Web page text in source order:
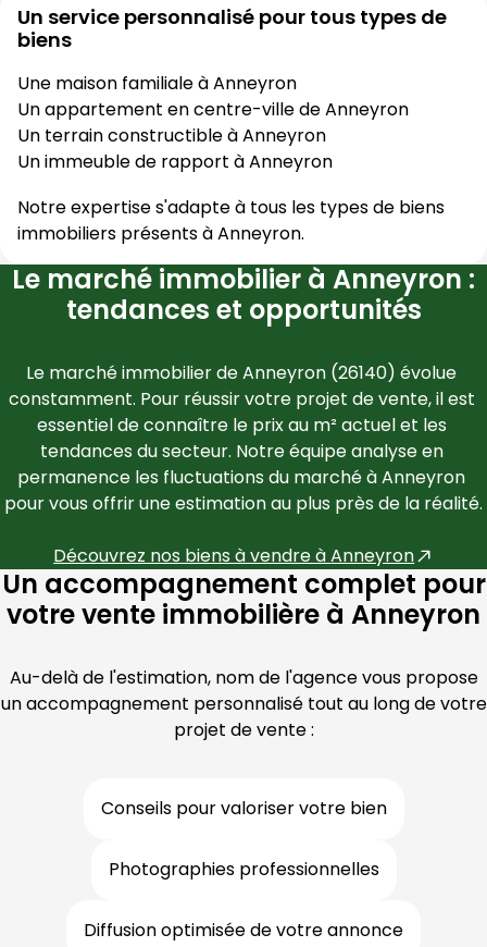
Un service personnalisé pour tous types de
biens
Une maison familiale àAnneyron
Un appartement en centre-ville deAnneyron
Un terrain constructible àAnneyron
Un immeuble de rapport àAnneyron
Notre expertise s'adapte à tous les types de biens
immobiliers présents àAnneyron.
Le marché immobilier à Anneyron :
tendances et opportunités
Le marché immobilier de Anneyron (26140) évolue
constamment. Pour réussir votre projet de vente, il est
essentiel de connaître le prix au m² actuel et les
tendances du secteur. Notre équipe analyse en
permanence les fluctuations du marché à Anneyron
pour vous offrir une estimation au plus près de la réalité.
Découvrez nos biens à vendre à Anneyron
Un accompagnement complet pour
votre vente immobilière à Anneyron
Au-delà de l'estimation, nom de l'agence vous propose
un accompagnement personnalisé tout au long de votre
projet de vente :
Conseils pour valoriser votre bien
Photographies professionnelles
Diffusion optimisée de votre annonce